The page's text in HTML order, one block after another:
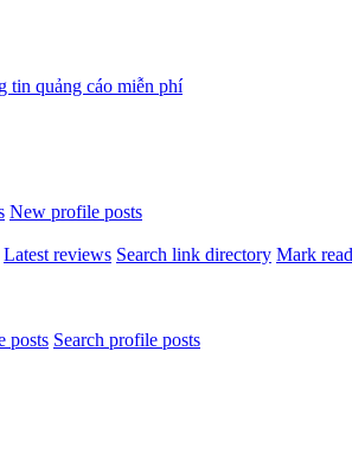
New profile posts
Latest reviews Search link directory Mark read
posts Search profile posts